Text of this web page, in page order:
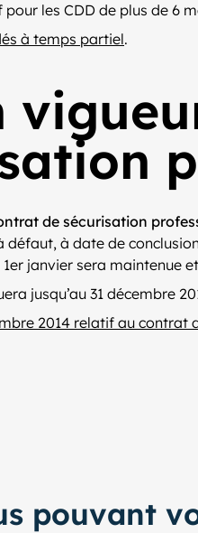
les CDD de plus de 6
à temps partiel.
de sécurisation
à date de
janvier sera maintenue
jusqu’au 31 décembre
2014 relatif au contrat
pouvant